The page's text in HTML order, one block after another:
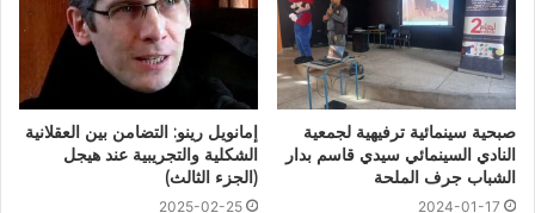
صبحية سينمائية ترفيهية لجمعية
النادي السينمائي سيدي قاسم بدار
الشباب جرف الملحة
2024-01-17
إمانويل رينو: التضامن بين العقلانية
الشكلية والتجريبية عند هيجل
(الجزء الثالث)
2025-02-25